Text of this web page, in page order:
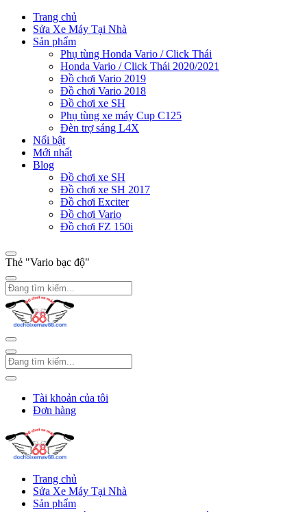
Trang chủ
Sửa Xe Máy Tại Nhà
Sản phẩm
Phụ tùng Honda Vario / Click Thái
Honda Vario / Click Thái 2020/2021
Đồ chơi Vario 2019
Đồ chơi Vario 2018
Đồ chơi xe SH
Phụ tùng xe máy Cup C125
Đèn trợ sáng L4X
Nổi bật
Mới nhất
Blog
Đồ chơi xe SH
Đồ chơi xe SH 2017
Đồ chơi Exciter
Đồ chơi Vario
Đồ chơi FZ 150i
Thẻ "Vario bạc độ"
Tài khoản của tôi
Đơn hàng
Trang chủ
Sửa Xe Máy Tại Nhà
Sản phẩm